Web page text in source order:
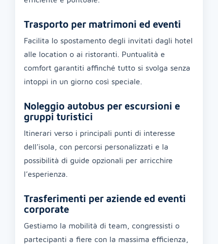
Trasporto per matrimoni ed eventi
Facilita lo spostamento degli invitati dagli hotel
alle location o ai ristoranti. Puntualità e
comfort garantiti affinché tutto si svolga senza
intoppi in un giorno così speciale.
Noleggio autobus per escursioni e
gruppi turistici
Itinerari verso i principali punti di interesse
dell’isola, con percorsi personalizzati e la
possibilità di guide opzionali per arricchire
l’esperienza.
Trasferimenti per aziende ed eventi
corporate
Gestiamo la mobilità di team, congressisti o
partecipanti a fiere con la massima efficienza,